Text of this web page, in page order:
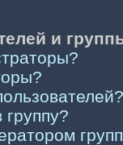
и
группу?